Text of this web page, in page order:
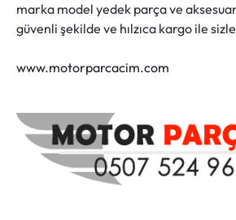
marka model yedek parça ve
güvenli şekilde ve hılzıca kargo ile
www.motorparcacim.com